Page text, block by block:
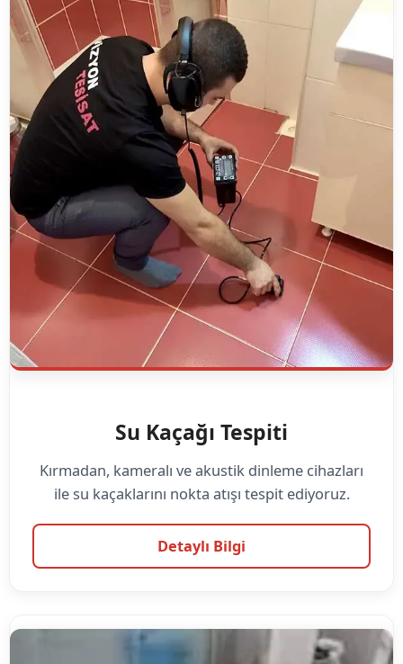
Su Kaçağı Tespiti
Kırmadan, kameralı ve akustik dinleme cihazları
ile su kaçaklarını nokta atışı tespit ediyoruz.
Detaylı Bilgi